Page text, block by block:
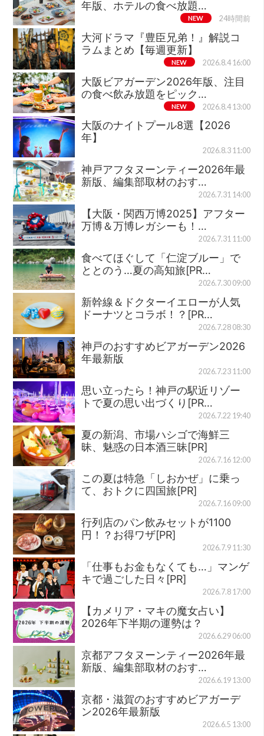
年版、ホテルの食べ放題…
NEW 24時間前
大河ドラマ『豊臣兄弟！』解説コ
ラムまとめ【毎週更新】
NEW 2026.8.4 16:00
大阪ビアガーデン2026年版、注目
の食べ飲み放題をピック…
NEW 2026.8.4 13:00
大阪のナイトプール8選【2026
年】
2026.8.3 11:00
神戸アフタヌーンティー2026年最
新版、編集部取材のおす…
2026.7.31 14:00
【大阪・関西万博2025】アフター
万博＆万博レガシーも！…
2026.7.31 11:00
食べてほぐして「仁淀ブルー」で
ととのう…夏の高知旅[PR…
2026.7.30 09:00
新幹線＆ドクターイエローが人気
ドーナツとコラボ！？[PR…
2026.7.28 08:30
神戸のおすすめビアガーデン2026
年最新版
2026.7.23 11:00
思い立ったら！神戸の駅近リゾー
トで夏の思い出づくり[PR…
2026.7.22 19:40
夏の新潟、市場ハシゴで海鮮三
昧、魅惑の日本酒三昧[PR]
2026.7.16 12:00
この夏は特急「しおかぜ」に乗っ
て、おトクに四国旅[PR]
2026.7.16 09:00
行列店のパン飲みセットが1100
円！？お得ワザ[PR]
2026.7.9 11:30
「仕事もお金もなくても…」マンゲ
キで過ごした日々[PR]
2026.7.8 17:00
【カメリア・マキの魔女占い】
2026年下半期の運勢は？
2026.6.29 06:00
京都アフタヌーンティー2026年最
新版、編集部取材のおす…
2026.6.19 13:00
京都・滋賀のおすすめビアガーデ
ン2026年最新版
2026.6.5 13:00